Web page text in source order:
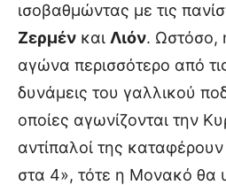
ισοβαθμώντας με τις
Ζερμέν και Λιόν. Ωστόσο,
αγώνα περισσότερο από
δυνάμεις του γαλλικού
οποίες αγωνίζονται την
αντίπαλοί της
στα 4», τότε η Μονακό θα